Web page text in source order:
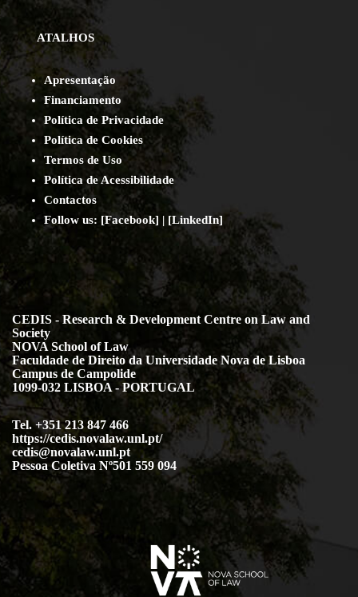
ATALHOS
Apresentação
Financiamento
Política de Privacidade
Política de Cookies
Termos de Uso
Política de Acessibilidade
Contactos
Follow us: [Facebook] | [LinkedIn]
CEDIS - Research & Development Centre on Law and
Society
NOVA School of Law
Faculdade de Direito da Universidade Nova de Lisboa
Campus de Campolide
1099-032 LISBOA - PORTUGAL
Tel. +351 213 847 466
https://cedis.novalaw.unl.pt/
cedis@novalaw.unl.pt
Pessoa Coletiva Nº501 559 094